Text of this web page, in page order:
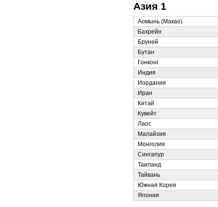
Азия 1
Аомынь (Макао)
Бахрейн
Бруней
Бутан
Гонконг
Индия
Иордания
Иран
Китай
Кувейт
Лаос
Малайзия
Монголия
Сингапур
Таиланд
Тайвань
Южная Корея
Япония